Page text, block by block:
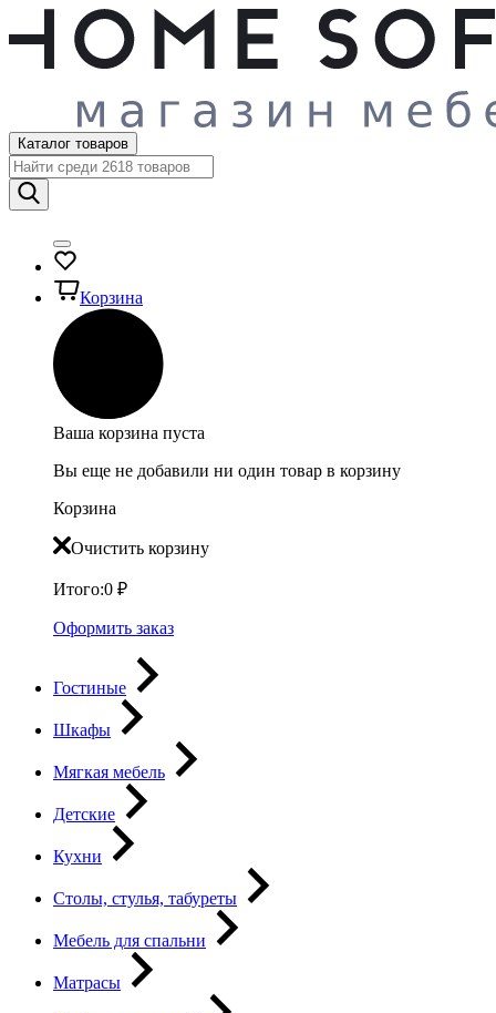
Каталог товаров
Корзина
Ваша корзина пуста
Вы еще не добавили ни один товар в корзину
Корзина
Очистить корзину
Итого:0 ₽
Оформить заказ
Гостиные
Шкафы
Мягкая мебель
Детские
Кухни
Столы, стулья, табуреты
Мебель для спальни
Матрасы